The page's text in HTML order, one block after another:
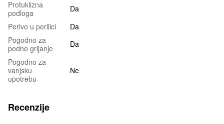
Protuklizna
podloga
Da
Perivo u perilici
Da
Pogodno za
podno grijanje
Da
Pogodno za
vanjsku
upotrebu
Ne
Recenzije